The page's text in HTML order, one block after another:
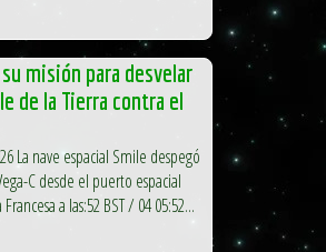
misión para desvelar
de la Tierra contra el
La nave espacial Smile despegó
C desde el puerto espacial
a las:52 BST / 04 05:52...